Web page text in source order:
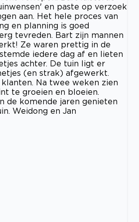
en paste op verzoek
aan. Het hele proces van
en planning is goed
tevreden. Bart zijn mannen
Ze waren prettig in de
iedere dag af en lieten
achter. De tuin ligt er
(en strak) afgewerkt.
Na twee weken zien
te groeien en bloeien.
de komende jaren genieten
Weidong en Jan